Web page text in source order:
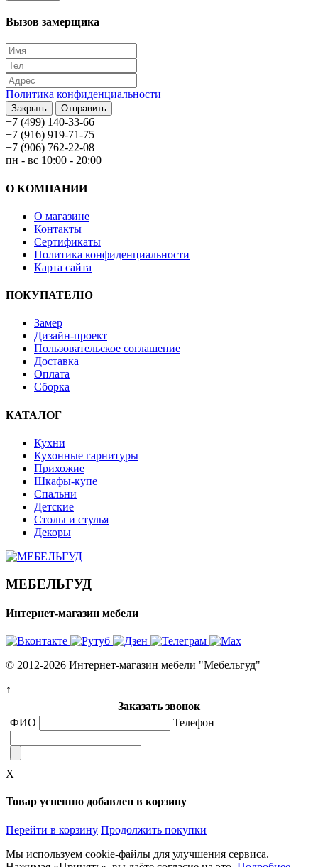
Вызов замерщика
Политика конфиденциальности
Закрыть Отправить
+7 (499) 140-33-66
+7 (916) 919-71-75
+7 (906) 762-22-08
пн - вс 10:00 - 20:00
О КОМПАНИИ
О магазине
Контакты
Сертификаты
Политика конфиденциальности
Карта сайта
ПОКУПАТЕЛЮ
Замер
Дизайн-проект
Пользовательское соглашение
Доставка
Оплата
Сборка
КАТАЛОГ
Кухни
Кухонные гарнитуры
Прихожие
Шкафы-купе
Спальни
Детские
Столы и стулья
Декоры
МЕБЕЛЬГУД
Интернет-магазин мебели
© 2012-2026 Интернет-магазин мебели "Мебельгуд"
↑
Заказать звонок
ФИО
Телефон
X
Товар успешно добавлен в корзину
Перейти в корзину Продолжить покупки
Мы используем cookie-файлы для улучшения сервиса.